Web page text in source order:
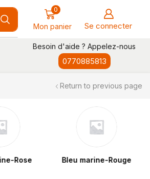
0
Mon panier Se connecter
Besoin d'aide ? Appelez-nous
0770885813
Return to previous page
Bleu marine-Rouge Bleu